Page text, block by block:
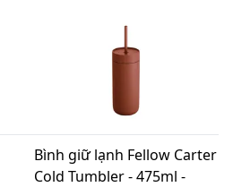
Bình giữ lạnh Fellow Carter
Cold Tumbler - 475ml -